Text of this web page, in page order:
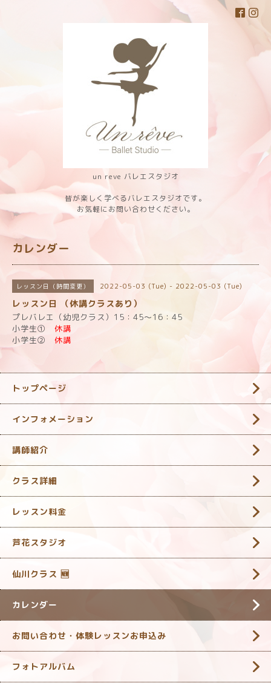
un reve バレエスタジオ
皆が楽しく学べるバレエスタジオです。
お気軽にお問い合わせください。
カレンダー
レッスン日（時間変更） 2022-05-03 (Tue) - 2022-05-03 (Tue)
レッスン日 （休講クラスあり）
プレバレエ（幼児クラス）15：45～16：45
小学生① 休講
小学生② 休講
トップページ
インフォメーション
講師紹介
クラス詳細
レッスン料金
芦花スタジオ
仙川クラス 🆕
カレンダー
お問い合わせ・体験レッスンお申込み
フォトアルバム